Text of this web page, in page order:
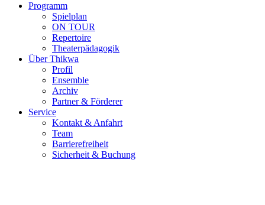
Programm
Spielplan
ON TOUR
Repertoire
Theaterpädagogik
Über Thikwa
Profil
Ensemble
Archiv
Partner & Förderer
Service
Kontakt & Anfahrt
Team
Barrierefreiheit
Sicherheit & Buchung